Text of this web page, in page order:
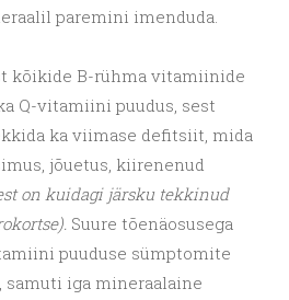
paremini imenduda.
kõikide B-rühma vitamiinide
Q-vitamiini puudus, sest
ka viimase defitsiit, mida
jõuetus, kiirenenud
on kuidagi järsku tekkinud
Suure tõenäosusega
puuduse sümptomite
iga mineraalaine